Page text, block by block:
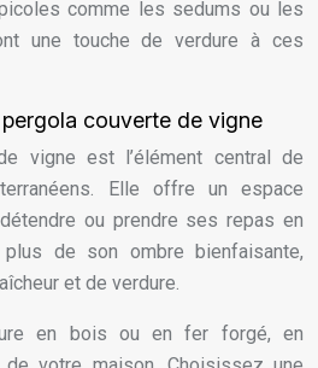
comme les sedums ou les
une touche de verdure à ces
pergola couverte de vigne
vigne est l’élément central de
Elle offre un espace
ou prendre ses repas en
de son ombre bienfaisante,
et de verdure.
en bois ou en fer forgé, en